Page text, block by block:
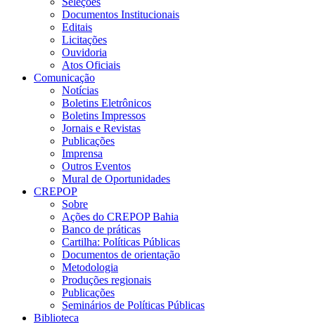
Documentos Institucionais
Editais
Licitações
Ouvidoria
Atos Oficiais
Comunicação
Notícias
Boletins Eletrônicos
Boletins Impressos
Jornais e Revistas
Publicações
Imprensa
Outros Eventos
Mural de Oportunidades
CREPOP
Sobre
Ações do CREPOP Bahia
Banco de práticas
Cartilha: Políticas Públicas
Documentos de orientação
Metodologia
Produções regionais
Publicações
Seminários de Políticas Públicas
Biblioteca